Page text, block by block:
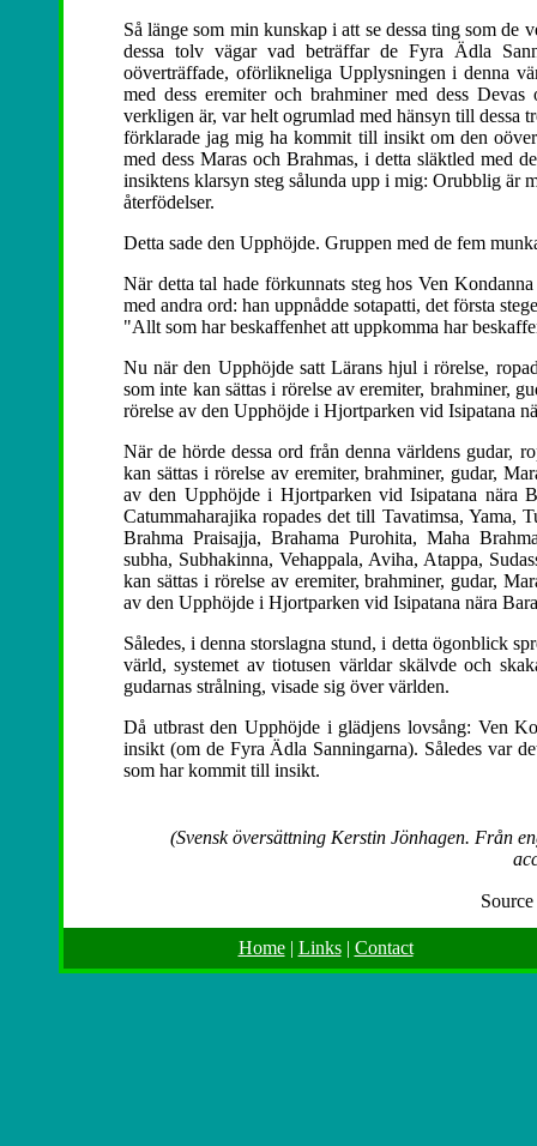
Så länge som min kunskap i att se dessa ting som de
dessa tolv vägar vad beträffar de Fyra Ädla
oöverträffade, oförlikneliga Upplysningen i denna
med dess eremiter och brahminer med dess
verkligen är, var helt ogrumlad med hänsyn till dessa
förklarade jag mig ha kommit till insikt om den
med dess Maras och Brahmas, i detta släktled med
insiktens klarsyn steg sålunda upp i mig: Orubblig är
återfödelser.
Detta sade den Upphöjde. Gruppen med de fem
När detta tal hade förkunnats steg hos Ven
med andra ord: han uppnådde sotapatti, det första
"Allt som har beskaffenhet att uppkomma har
Nu när den Upphöjde satt Lärans hjul i rörelse,
som inte kan sättas i rörelse av eremiter, brahminer,
rörelse av den Upphöjde i Hjortparken vid Isipatana
När de hörde dessa ord från denna världens gudar,
kan sättas i rörelse av eremiter, brahminer, gudar,
av den Upphöjde i Hjortparken vid Isipatana nära
Catummaharajika ropades det till Tavatimsa, Yama,
Brahma Praisajja, Brahama Purohita, Maha
subha, Subhakinna, Vehappala, Aviha, Atappa,
kan sättas i rörelse av eremiter, brahminer, gudar,
av den Upphöjde i Hjortparken vid Isipatana nära
Således, i denna storslagna stund, i detta ögonblick
värld, systemet av tiotusen världar skälvde och
gudarnas strålning, visade sig över världen.
Då utbrast den Upphöjde i glädjens lovsång: Ven
insikt (om de Fyra Ädla Sanningarna). Således var
som har kommit till insikt.
(Svensk översättning Kerstin Jönhagen. Från
Home| Links| Contact